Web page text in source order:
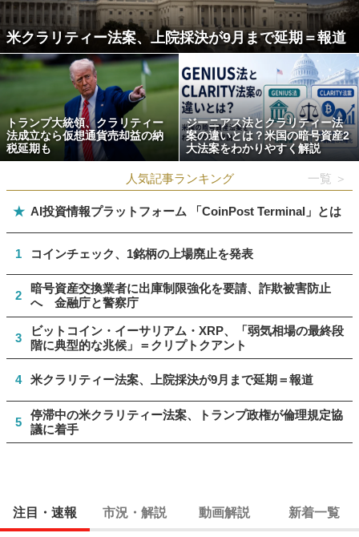
米クラリティー法案、上院採決が9月まで延期＝報道
トランプ大統領、クラリティー
法成立なら仮想通貨売却益の納
税延期も
ジーニアス法とクラリティー法
案の違いとは？米国の暗号資産2
大法案をわかりやすく解説
人気記事ランキング 一覧 ＞
★ AI投資情報プラットフォーム 「CoinPost Terminal」とは
1 コインチェック、1銘柄の上場廃止を発表
2
暗号資産交換業者に出庫制限強化を要請、詐欺被害防止
へ 金融庁と警察庁
3
ビットコイン・イーサリアム・XRP、「弱気相場の最終段
階に典型的な兆候」＝クリプトクアント
4 米クラリティー法案、上院採決が9月まで延期＝報道
5
停滞中の米クラリティー法案、トランプ政権が倫理規定協
議に着手
注目・速報 市況・解説 動画解説 新着一覧